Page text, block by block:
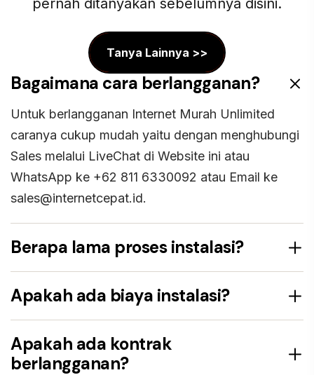
Bagaimana cara berlangganan?
Untuk berlangganan Internet Murah Unlimited
caranya cukup mudah yaitu dengan menghubungi
Sales melalui LiveChat di Website ini atau
WhatsApp ke +62 811 6330092 atau Email ke
sales@internetcepat.id.
Berapa lama proses instalasi?
Apakah ada biaya instalasi?
Apakah ada kontrak
berlangganan?
pernah ditanyakan sebelumnya disini.
Tanya Lainnya >>